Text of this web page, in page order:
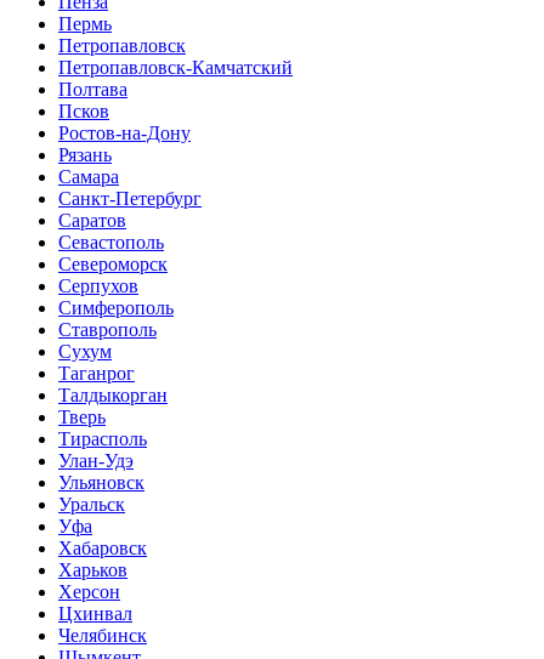
Пермь
Петропавловск
Петропавловск-Камчатский
Полтава
Псков
Ростов-на-Дону
Рязань
Самара
Санкт-Петербург
Саратов
Севастополь
Североморск
Серпухов
Симферополь
Ставрополь
Сухум
Таганрог
Tалдыкорган
Тверь
Тирасполь
Улан-Удэ
Ульяновск
Уральск
Уфа
Хабаровск
Харьков
Херсон
Цхинвал
Челябинск